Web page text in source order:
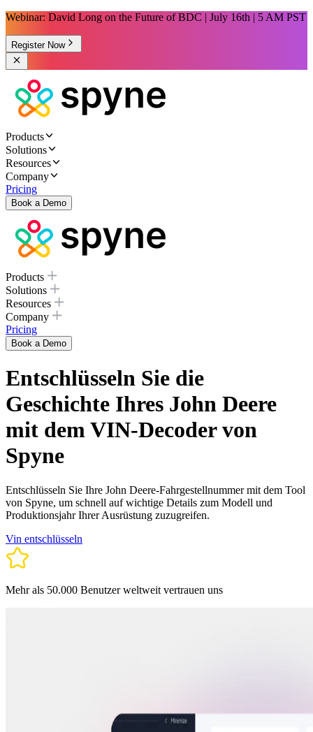
Webinar: David Long on the Future of BDC | July 16th | 5 AM PST
Register Now
Products
Solutions
Resources
Company
Pricing
Book a Demo
Products
Solutions
Resources
Company
Pricing
Book a Demo
Entschlüsseln Sie die
Geschichte Ihres John Deere
mit dem VIN-Decoder von
Spyne
Entschlüsseln Sie Ihre John Deere-Fahrgestellnummer mit dem Tool
von Spyne, um schnell auf wichtige Details zum Modell und
Produktionsjahr Ihrer Ausrüstung zuzugreifen.
Vin entschlüsseln
Mehr als 50.000 Benutzer weltweit vertrauen uns